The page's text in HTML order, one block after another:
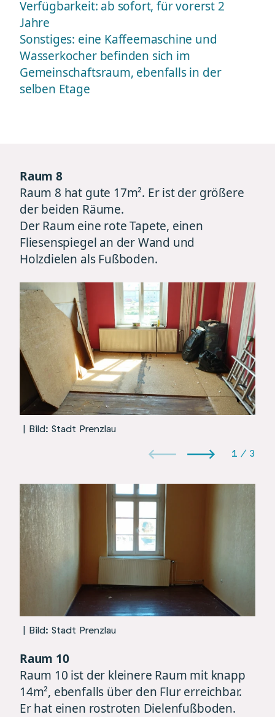
Verfügbarkeit: ab sofort, für vorerst 2
Jahre
Sonstiges: eine Kaffeemaschine und
Wasserkocher befinden sich im
Gemeinschaftsraum, ebenfalls in der
selben Etage
Raum 8
Raum 8 hat gute 17m². Er ist der größere
der beiden Räume.
Der Raum eine rote Tapete, einen
Fliesenspiegel an der Wand und
Holzdielen als Fußboden.
| Bild: Stadt Prenzlau
1 / 3
| Bild: Stadt Prenzlau
Raum 10
Raum 10 ist der kleinere Raum mit knapp
14m², ebenfalls über den Flur erreichbar.
Er hat einen rostroten Dielenfußboden.